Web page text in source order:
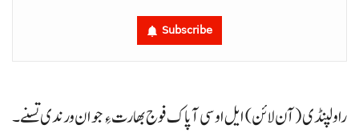
Subscribe
راولپنڈی (آن لائن) ایل او سی آ پاک فوج بھارت ءِ جوان ورندی تسنے۔